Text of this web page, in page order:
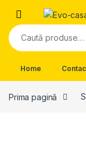
Skip to navigation
Skip to content
Caută după:
Home
Prima pagină